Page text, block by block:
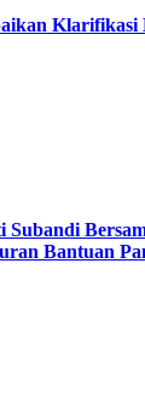
Klarifikasi
Bantuan